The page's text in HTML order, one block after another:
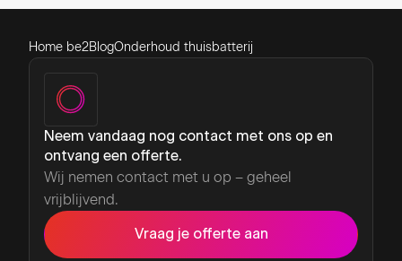
Home be2BlogOnderhoud thuisbatterij
Neem vandaag nog contact met ons op en
ontvang een offerte.
Wij nemen contact met u op – geheel
vrijblijvend.
Vraag je offerte aan